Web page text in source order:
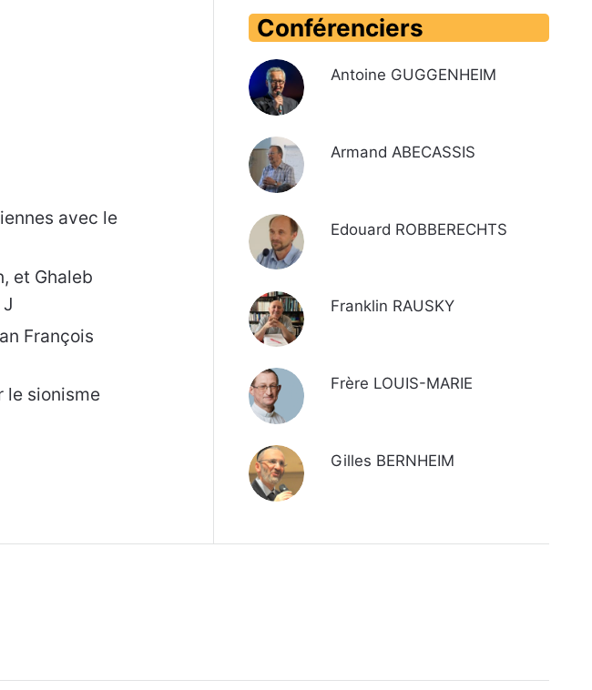
avec le
et Ghaleb
François
le sionisme
Conférenciers
Antoine GUGGENHEIM
Armand ABECASSIS
Edouard ROBBERECHTS
Franklin RAUSKY
Frère LOUIS-MARIE
Gilles BERNHEIM